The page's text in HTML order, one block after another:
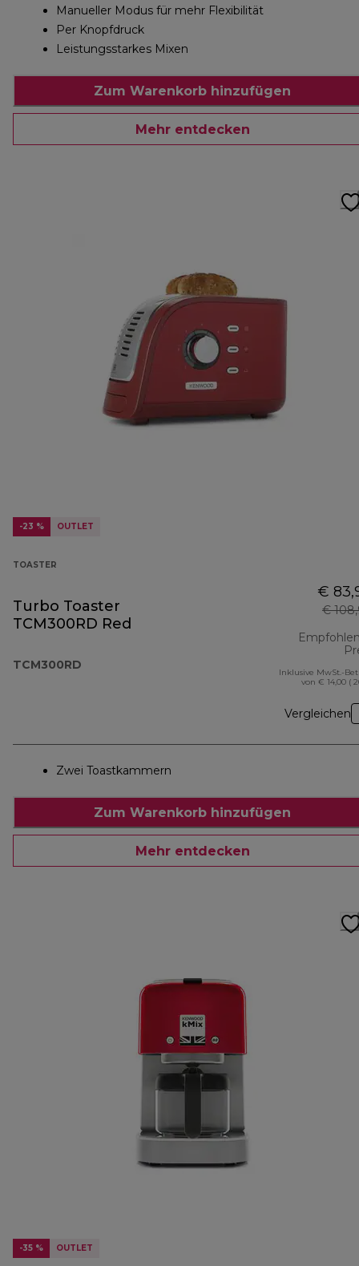
Manueller Modus für mehr Flexibilität
Per Knopfdruck
Leistungsstarkes Mixen
Zum Warenkorb hinzufügen
Mehr entdecken
-23 % OUTLET
TOASTER
Turbo Toaster
TCM300RD Red
TCM300RD
€
€
Inklusive MwSt.-
von € 14,00 (
Vergleichen
Zwei Toastkammern
Zum Warenkorb hinzufügen
Mehr entdecken
-35 % OUTLET